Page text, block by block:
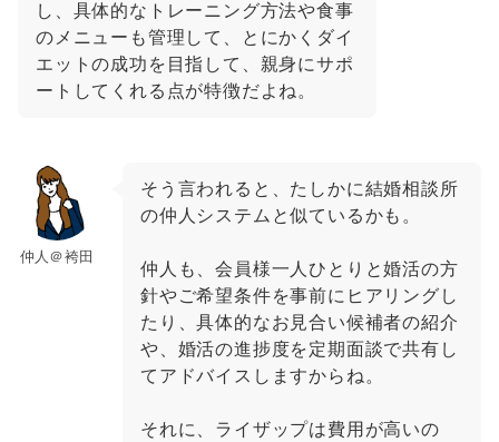
し、具体的なトレーニング方法や食事
のメニューも管理して、とにかくダイ
エットの成功を目指して、親身にサポ
ートしてくれる点が特徴だよね。
仲人＠袴田
そう言われると、たしかに結婚相談所
の仲人システムと似ているかも。
仲人も、会員様一人ひとりと婚活の方
針やご希望条件を事前にヒアリングし
たり、具体的なお見合い候補者の紹介
や、婚活の進捗度を定期面談で共有し
てアドバイスしますからね。
それに、ライザップは費用が高いの